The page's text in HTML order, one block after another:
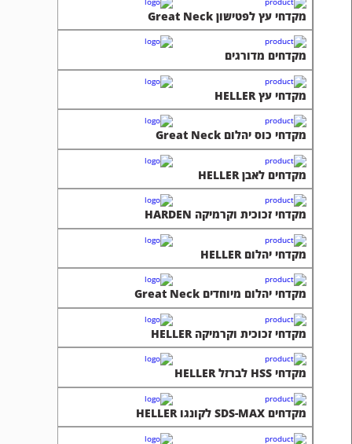
מקדחי עץ לפטישון Great Neck
מקדחים מדורגים
מקדחי עץ HELLER
מקדחי כוס יהלום Great Neck
מקדחים לאבן HELLER
מקדחי זכוכית וקרמיקה HARDEN
מקדחי יהלום HELLER
מקדחי יהלום מיוחדים Great Neck
מקדחי זכוכית וקרמיקה HELLER
מקדחי HSS לברזל HELLER
מקדחים SDS-MAX לקונגו HELLER